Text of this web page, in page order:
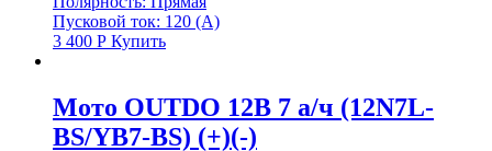
Пусковой ток: 120 (А)
3 400 Р Купить
Мото OUTDO 12В 7 а/ч (12N7L-
BS/YB7-BS) (+)(-)